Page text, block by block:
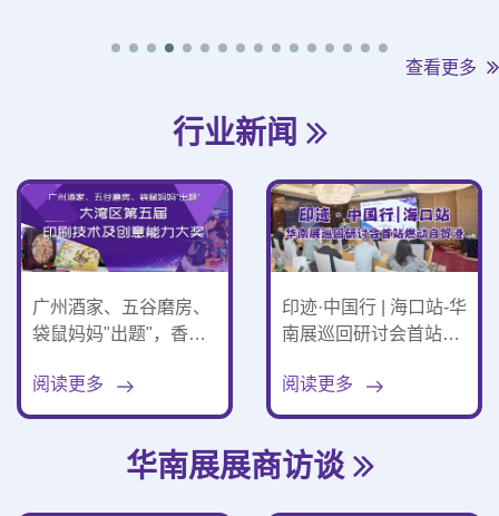
查看更多
行业新闻
广州酒家、五谷磨房、
袋鼠妈妈"出题"，香港
印艺大赛2027年将在华
南展亮相！
阅读更多
印迹·中国行 | 海口站-华
南展巡回研讨会首站燃
阅读更多
华南展展商访谈